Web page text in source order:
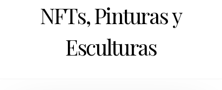
NFTs, Pinturas y
Esculturas